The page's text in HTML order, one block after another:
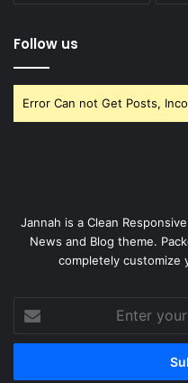
Follow us
Error Can not Get Posts,
Jannah is a Clean
News and Blog theme.
completely customize
your
Email